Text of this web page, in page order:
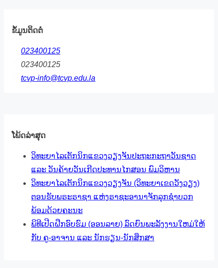
ຂໍ້ມູນຕິດຕໍ່
023400125
023400125
tcvp-info@tcvp.edu.la
ໂພ້ດລ່າສຸດ
ວິທະຍາໄລເຕັກນິກແຂວງວຽງຈັນປະຖະກະຖາວັນຊາດ
ແລະ ວັນຄ້າຍວັນເກີດປະທານໄກສອນ ພົມວິຫານ
ວິທະຍາໄລເຕັກນິກແຂວງວຽງຈັນ (ວິທະຍາເຂດວັງວຽງ)
ຕອນຮັບພຣະຣາຊາ ແຫ່ງຣາຊະອານາຈັກລຸກຊຳບວກ
ພ້ອມດ້ວຍຄະນະ
ພິທີເປີດຝືກອົບຮົມ (ອອນລາຍ) ລົດຍົນພະລັງງານໃຫມ່ໃຫ້
ກັບ ຄູ-ອາຈານ ແລະ ນັກຮຽນ-ນັກສຶກສາ